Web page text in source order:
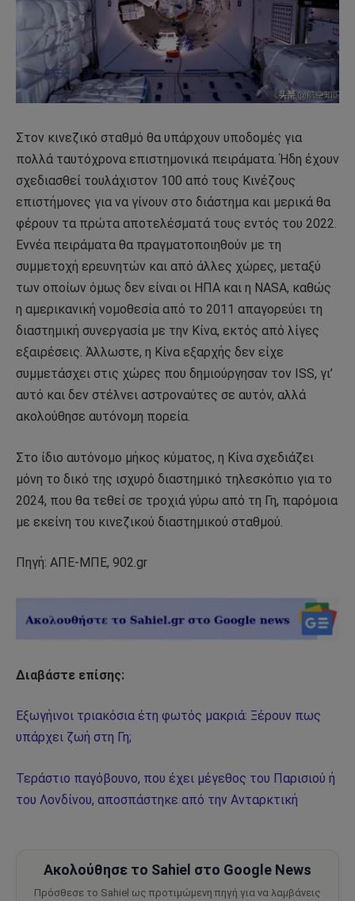
Στον κινεζικό σταθμό θα υπάρχουν υποδομές για
πολλά ταυτόχρονα επιστημονικά πειράματα. Ήδη έχουν
σχεδιασθεί τουλάχιστον 100 από τους Κινέζους
επιστήμονες για να γίνουν στο διάστημα και μερικά θα
φέρουν τα πρώτα αποτελέσματά τους εντός του 2022.
Εννέα πειράματα θα πραγματοποιηθούν με τη
συμμετοχή ερευνητών και από άλλες χώρες, μεταξύ
των οποίων όμως δεν είναι οι ΗΠΑ και η NASA, καθώς
η αμερικανική νομοθεσία από το 2011 απαγορεύει τη
διαστημική συνεργασία με την Κίνα, εκτός από λίγες
εξαιρέσεις. Άλλωστε, η Κίνα εξαρχής δεν είχε
συμμετάσχει στις χώρες που δημιούργησαν τον ISS, γι’
αυτό και δεν στέλνει αστροναύτες σε αυτόν, αλλά
ακολούθησε αυτόνομη πορεία.
Στο ίδιο αυτόνομο μήκος κύματος, η Κίνα σχεδιάζει
μόνη το δικό της ισχυρό διαστημικό τηλεσκόπιο για το
2024, που θα τεθεί σε τροχιά γύρω από τη Γη, παρόμοια
με εκείνη του κινεζικού διαστημικού σταθμού.
Πηγή: ΑΠΕ-ΜΠΕ, 902.gr
Διαβάστε επίσης:
Εξωγήινοι τριακόσια έτη φωτός μακριά: Ξέρουν πως
υπάρχει ζωή στη Γη;
Τεράστιο παγόβουνο, που έχει μέγεθος του Παρισιού ή
του Λονδίνου, αποσπάστηκε από την Ανταρκτική
Ακολούθησε το Sahiel στο Google News
Πρόσθεσε το Sahiel ως προτιμώμενη πηγή για να λαμβάνεις